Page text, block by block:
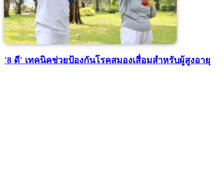
'8 ดี' เทคนิคช่วยป้องกันโรคสมองเสื่อมสำหรับผู้สูงอายุ